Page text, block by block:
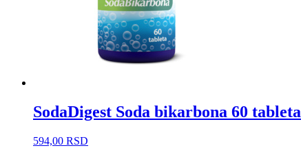
SodaDigest Soda bikarbona 60 tableta
594,00 RSD